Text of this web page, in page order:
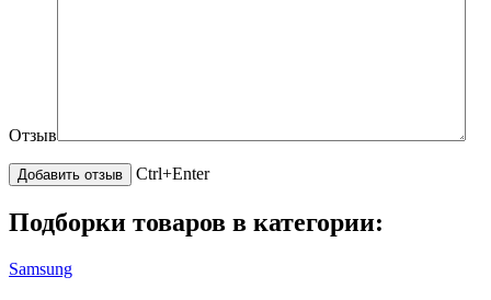
Отзыв
Ctrl+Enter
Подборки товаров в категории:
Samsung